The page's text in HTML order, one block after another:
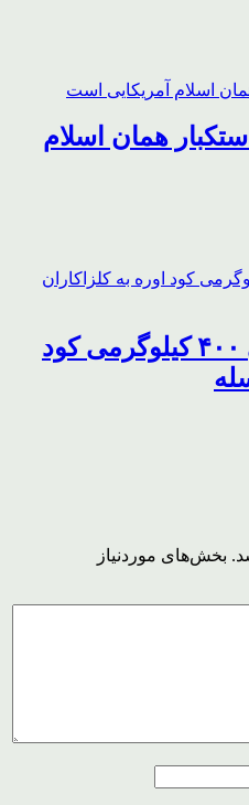
همان اسلام
اختصاص بسته حمایتی ۴۰۰ کیلوگرمی کود
بخش‌های موردنیاز